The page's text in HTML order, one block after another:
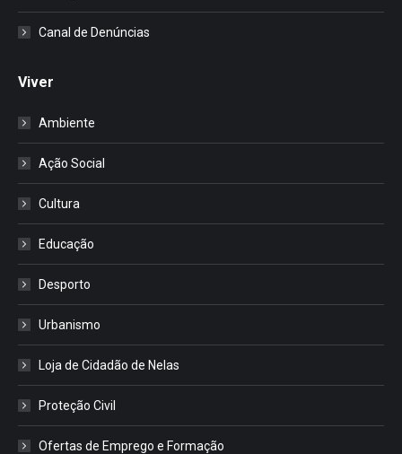
Canal de Denúncias
Viver
Ambiente
Ação Social
Cultura
Educação
Desporto
Urbanismo
Loja de Cidadão de Nelas
Proteção Civil
Ofertas de Emprego e Formação